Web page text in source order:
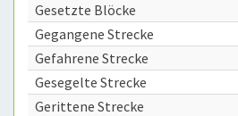
Gesetzte Blöcke
Gegangene Strecke
Gefahrene Strecke
Gesegelte Strecke
Gerittene Strecke